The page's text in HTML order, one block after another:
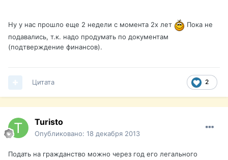
Ну у нас прошло еще 2 недели с момента 2х лет
Пока не
подавались, т.к. надо продумать по документам
(подтверждение финансов).
2
Цитата
Turisto
Опубликовано: 18 декабря 2013
Подать на гражданство можно через год его легального